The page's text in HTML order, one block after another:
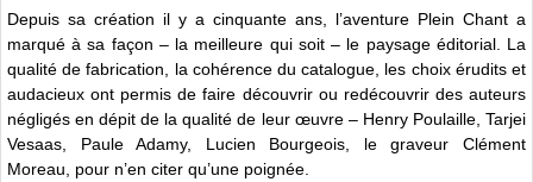
Depuis sa création il y a cinquante ans, l’aventure Plein Chant a
marqué à sa façon – la meilleure qui soit – le paysage éditorial. La
qualité de fabrication, la cohérence du catalogue, les choix érudits et
audacieux ont permis de faire découvrir ou redécouvrir des auteurs
négligés en dépit de la qualité de leur œuvre – Henry Poulaille, Tarjei
Vesaas, Paule Adamy, Lucien Bourgeois, le graveur Clément
Moreau, pour n’en citer qu’une poignée.